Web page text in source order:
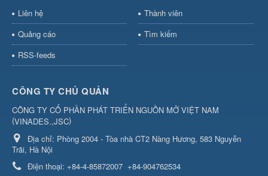
Liên hệ
Thành viên
Quảng cáo
Tìm kiếm
RSS-feeds
CÔNG TY CHỦ QUẢN
CÔNG TY CỔ PHẦN PHÁT TRIỂN NGUỒN MỞ VIỆT NAM
(VINADES.,JSC)
Địa chỉ: Phòng 2004 - Tòa nhà CT2 Nàng Hương, 583 Nguyễn
Trãi, Hà Nội
Điện thoại: +84-4-85872007 +84-904762534